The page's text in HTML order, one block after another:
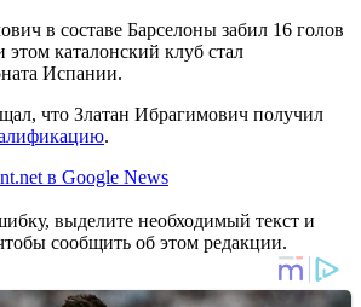
в составе Барселоны забил 16 голов
этом каталонский клуб стал
Испании.
что Златан Ибрагимович получил
.
в Google News
выделите необходимый текст и
сообщить об этом редакции.